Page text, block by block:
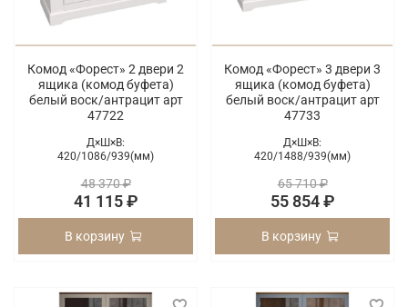
Комод «Форест» 2 двери 2
ящика (комод буфета)
белый воск/антрацит арт
47722
Д×Ш×В:
420/1086/939(мм)
48 370 ₽
41 115 ₽
В корзину
Комод «Форест» 3 двери 3
ящика (комод буфета)
белый воск/антрацит арт
47733
Д×Ш×В:
420/1488/939(мм)
65 710 ₽
55 854 ₽
В корзину